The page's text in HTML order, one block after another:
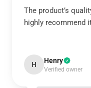
The product’s
highly recommend
H Henry
Verified owner